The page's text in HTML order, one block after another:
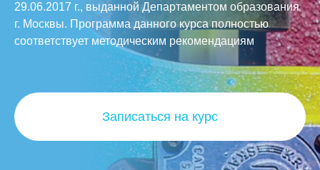
29.06.2017 г., выданной Департаментом образования
г. Москвы. Программа данного курса полностью
соответствует методическим рекомендациям
Записаться на курс